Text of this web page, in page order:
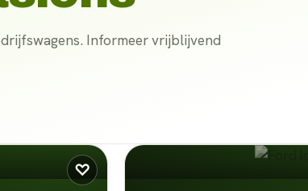
Informeer vrijblijvend
♡